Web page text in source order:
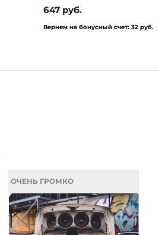
647 руб.
Вернем на бонусный счет: 32 руб.
ОЧЕНЬ ГРОМКО